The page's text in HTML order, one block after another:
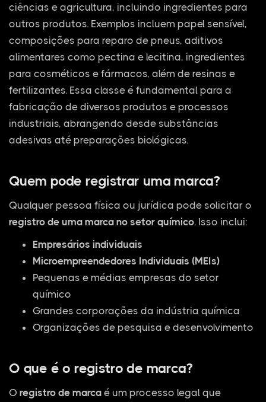
ciências e agricultura, incluindo ingredientes para
outros produtos. Exemplos incluem papel sensível,
composições para reparo de pneus, aditivos
alimentares como pectina e lecitina, ingredientes
para cosméticos e fármacos, além de resinas e
fertilizantes. Essa classe é fundamental para a
fabricação de diversos produtos e processos
industriais, abrangendo desde substâncias
adesivas até preparações biológicas.
Quem pode registrar uma marca?
Qualquer pessoa física ou jurídica pode solicitar o
registro de uma marca no setor químico. Isso inclui:
Empresários individuais
Microempreendedores Individuais (MEIs)
Pequenas e médias empresas do setor
químico
Grandes corporações da indústria química
Organizações de pesquisa e desenvolvimento
O que é o registro de marca?
O registro de marca é um processo legal que